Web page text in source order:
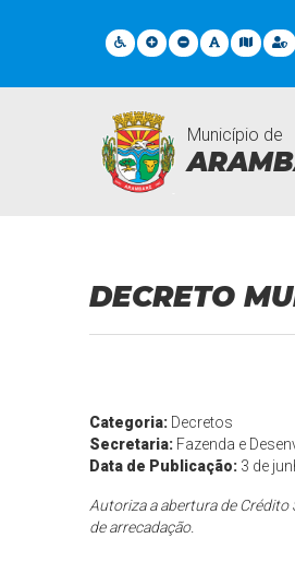
Município de
Legislações
DECRETO
Categoria: Decretos
Secretaria: Fazenda e
Data de Publicação: 3 de
Autoriza a abertura de Crédito
de arrecadação.